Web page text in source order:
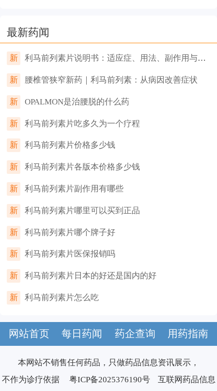
最新药闻
新 利马前列素片说明书：适应症、用法、副作用与禁忌症
新 腰椎管狭窄新药｜利马前列素：从病因改善症状
新 OPALMON是治腰脱的什么药
新 利马前列素片吃多久为一个疗程
新 利马前列素片价格多少钱
新 利马前列素片各版本价格多少钱
新 利马前列素片副作用有哪些
新 利马前列素片哪里可以买到正品
新 利马前列素片哪个牌子好
新 利马前列素片医保报销吗
新 利马前列素片日本的好还是国内的好
新 利马前列素片怎么吃
网站首页 每日药闻 药企查询 用药指南
本网站不销售任何药品，只做药品信息资讯展示，
不作为诊疗依据 粤ICP备2025376190号 互联网药品信息